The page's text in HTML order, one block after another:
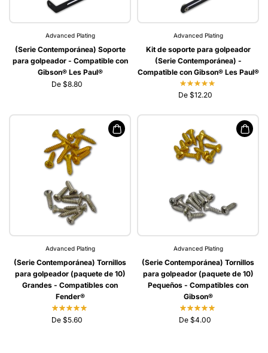
Advanced Plating
(Serie Contemporánea) Soporte
para golpeador - Compatible con
Gibson® Les Paul®
De $8.80
Advanced Plating
Kit de soporte para golpeador
(Serie Contemporánea) -
Compatible con Gibson® Les Paul®
De $12.20
Advanced Plating
(Serie Contemporánea) Tornillos
para golpeador (paquete de 10)
Grandes - Compatibles con
Fender®
De $5.60
Advanced Plating
(Serie Contemporánea) Tornillos
para golpeador (paquete de 10)
Pequeños - Compatibles con
Gibson®
De $4.00